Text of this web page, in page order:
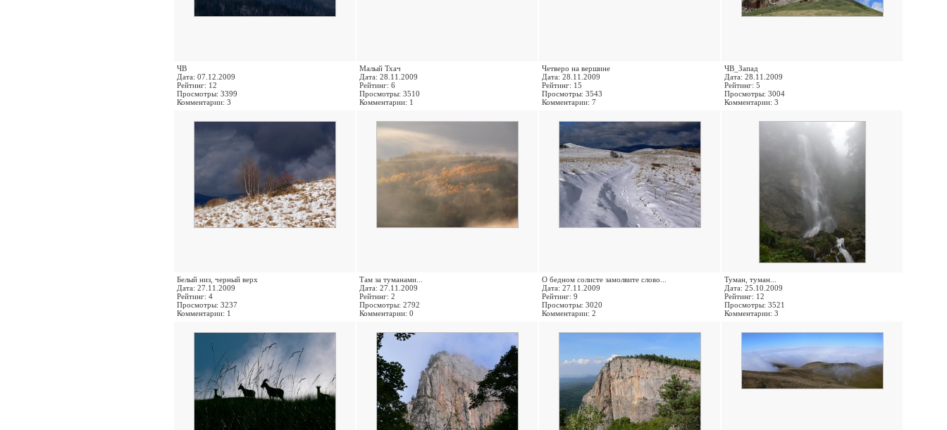
ЧВ
Дата: 07.12.2009
Рейтинг: 12
Просмотры: 3399
Комментарии: 3
Малый Тхач
Дата: 28.11.2009
Рейтинг: 6
Просмотры: 3510
Комментарии: 1
Четверо на вершине
Дата: 28.11.2009
Рейтинг: 15
Просмотры: 3543
Комментарии: 7
ЧВ_Запад
Дата: 28.11.2009
Рейтинг: 5
Просмотры: 3004
Комментарии: 3
Белый низ, черный верх
Дата: 27.11.2009
Рейтинг: 4
Просмотры: 3237
Комментарии: 1
Там за туманами...
Дата: 27.11.2009
Рейтинг: 2
Просмотры: 2792
Комментарии: 0
О бедном солисте замолвите слово...
Дата: 27.11.2009
Рейтинг: 9
Просмотры: 3020
Комментарии: 2
Туман, туман...
Дата: 25.10.2009
Рейтинг: 12
Просмотры: 3521
Комментарии: 3